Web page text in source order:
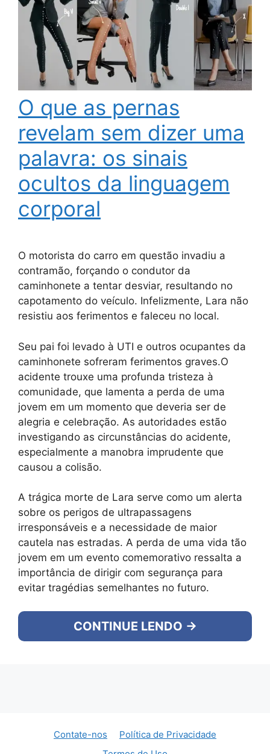
O que as pernas
revelam sem dizer uma
palavra: os sinais
ocultos da linguagem
corporal
O motorista do carro em questão invadiu a
contramão, forçando o condutor da
caminhonete a tentar desviar, resultando no
capotamento do veículo. Infelizmente, Lara não
resistiu aos ferimentos e faleceu no local.
Seu pai foi levado à UTI e outros ocupantes da
caminhonete sofreram ferimentos graves.O
acidente trouxe uma profunda tristeza à
comunidade, que lamenta a perda de uma
jovem em um momento que deveria ser de
alegria e celebração. As autoridades estão
investigando as circunstâncias do acidente,
especialmente a manobra imprudente que
causou a colisão.
A trágica morte de Lara serve como um alerta
sobre os perigos de ultrapassagens
irresponsáveis e a necessidade de maior
cautela nas estradas. A perda de uma vida tão
jovem em um evento comemorativo ressalta a
importância de dirigir com segurança para
evitar tragédias semelhantes no futuro.
CONTINUE LENDO →
Contate-nos
Política de Privacidade